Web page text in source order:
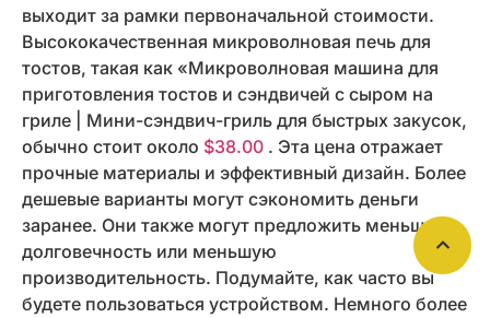
выходит за рамки первоначальной стоимости.
Высококачественная микроволновая печь для
тостов, такая как «Микроволновая машина для
приготовления тостов и сэндвичей с сыром на
гриле | Мини-сэндвич-гриль для быстрых закусок,
обычно стоит около $38.00 . Эта цена отражает
прочные материалы и эффективный дизайн. Более
дешевые варианты могут сэкономить деньги
заранее. Они также могут предложить меньшую
долговечность или меньшую
производительность. Подумайте, как часто вы
будете пользоваться устройством. Немного более